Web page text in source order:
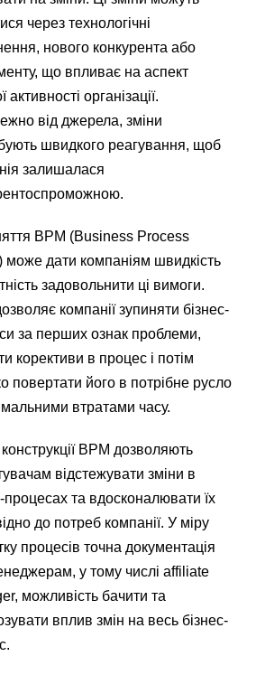
через технологічні
нового конкурента або
що впливає на аспект
активності організації.
від джерела, зміни
швидкого реагування, щоб
залишалася
BPM (Business Process
може дати компаніям швидкість
задовольнити ці вимоги.
компанії зупиняти бізнес-
за перших ознак проблеми,
корективи в процес і потім
повертати його в потрібне русло
втратами часу.
конструкції BPM дозволяють
відстежувати зміни в
процесах та вдосконалювати їх
до потреб компанії. У міру
процесів точна документація
у тому числі affiliate
можливість бачити та
вплив змін на весь бізнес-